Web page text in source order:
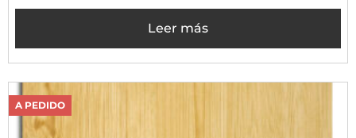
Leer más
A PEDIDO